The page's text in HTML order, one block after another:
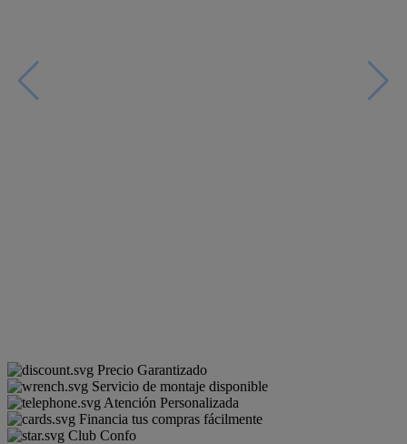
Precio Garantizado
Servicio de montaje disponible
Atención Personalizada
Financia tus compras fácilmente
Club Confo